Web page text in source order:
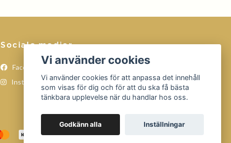
Sociala medier
Facebook
Instagram
Vi använder cookies
Vi använder cookies för att anpassa det innehåll
som visas för dig och för att du ska få bästa
tänkbara upplevelse när du handlar hos oss.
Godkänn alla Inställningar